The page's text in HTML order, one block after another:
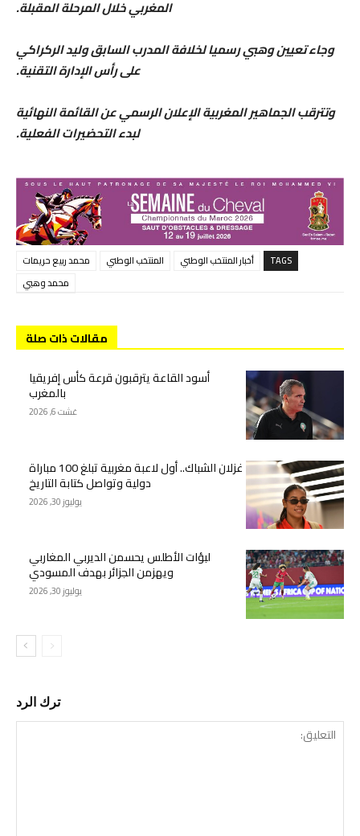
المغربي خلال المرحلة المقبلة.
وجاء تعيين وهبي رسميا لخلافة المدرب السابق وليد الركراكي
على رأس الإدارة التقنية.
وتترقب الجماهير المغربية الإعلان الرسمي عن القائمة النهائية
لبدء التحضيرات الفعلية.
TAGS أخبار المنتخب الوطني المنتخب الوطني
محمد ربيع حريمات
محمد وهبي
مقالات ذات صلة
أسود القاعة يترقبون قرعة كأس إفريقيا
بالمغرب
غشت 6, 2026
غزلان الشباك.. أول لاعبة مغربية تبلغ 100 مباراة
دولية وتواصل كتابة التاريخ
يوليوز 30, 2026
لبؤات الأطلس يحسمن الديربي المغاربي
ويهزمن الجزائر بهدف المسودي
يوليوز 30, 2026
ترك الرد